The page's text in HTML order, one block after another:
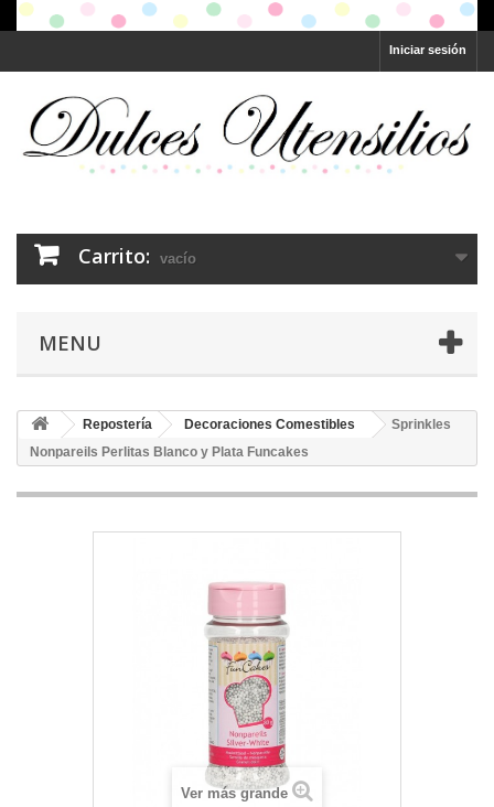
Iniciar sesión
Carrito: vacío
MENU
Repostería Decoraciones Comestibles
Sprinkles
Nonpareils Perlitas Blanco y Plata Funcakes
Ver más grande